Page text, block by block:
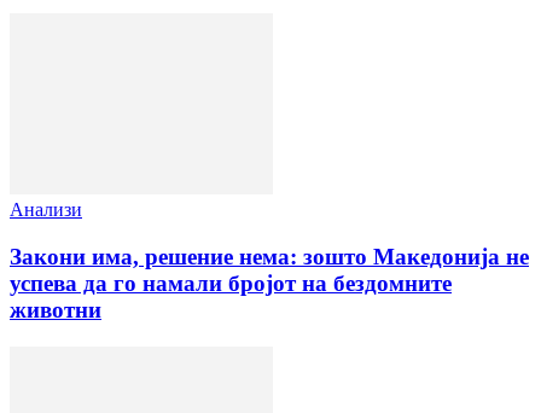
Анализи
Закони има, решение нема: зошто Македонија не
успева да го намали бројот на бездомните
животни